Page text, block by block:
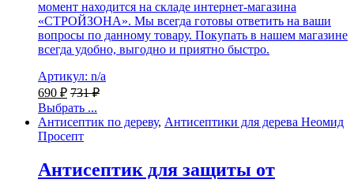
момент находится на складе интернет-магазина
«СТРОЙЗОНА». Мы всегда готовы ответить на ваши
вопросы по данному товару. Покупать в нашем магазине
всегда удобно, выгодно и приятно быстро.
Артикул: n/a
690 ₽ 731₽
Выбрать ...
Антисептик по дереву, Антисептики для дерева Неомид
Просепт
Антисептик для защиты от